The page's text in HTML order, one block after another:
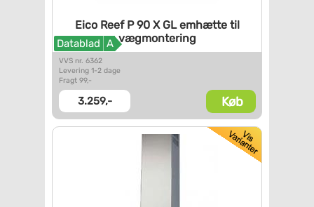
Eico Reef P 90 X GL emhættetil
vægmontering
Datablad A
VVS nr. 6362
Levering 1-2 dage
Fragt 99,-
3.259,- Køb